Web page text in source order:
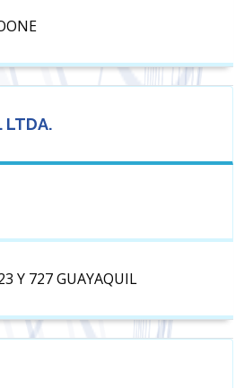
LTDA.
Y 727 GUAYAQUIL